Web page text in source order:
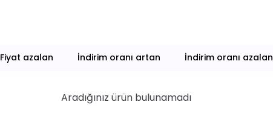
Fiyat azalan İndirim oranı artan İndirim oranı azalan
Aradığınız ürün bulunamadı